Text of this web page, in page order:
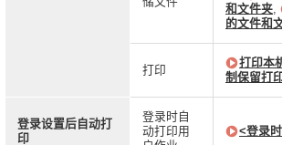
和文件夹,
的文件和
打印
打印本
制保留打印
登录设置后自动打
印
登录时自
动打印用
<登录